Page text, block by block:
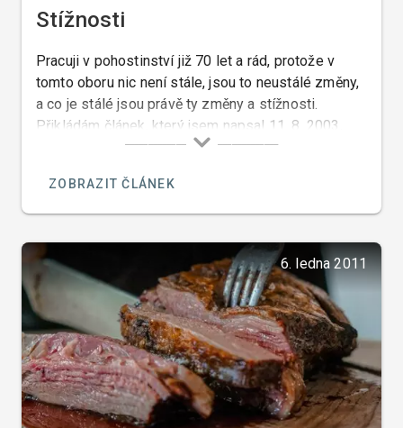
Stížnosti
Pracuji v pohostinství již 70 let a rád, protože v
tomto oboru nic není stále, jsou to neustálé změny,
a co je stálé jsou právě ty změny a stížnosti.
Přikládám článek, který jsem napsal 11. 8. 2003,
který je toho důkazem…
ZOBRAZIT ČLÁNEK
6. ledna 2011